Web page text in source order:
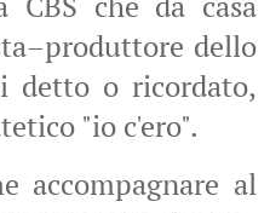
dello
detto o ricordato,
"io c'ero".
accompagnare al